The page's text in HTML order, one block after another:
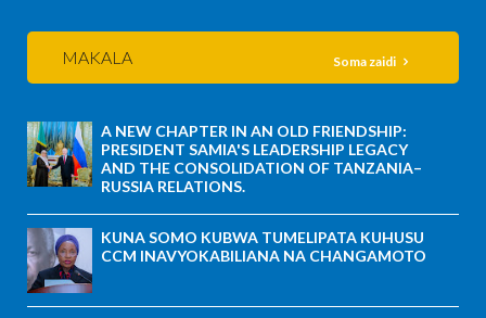
MAKALA Soma zaidi
A NEW CHAPTER IN AN OLD FRIENDSHIP:
PRESIDENT SAMIA'S LEADERSHIP LEGACY
AND THE CONSOLIDATION OF TANZANIA–
RUSSIA RELATIONS.
KUNA SOMO KUBWA TUMELIPATA KUHUSU
CCM INAVYOKABILIANA NA CHANGAMOTO